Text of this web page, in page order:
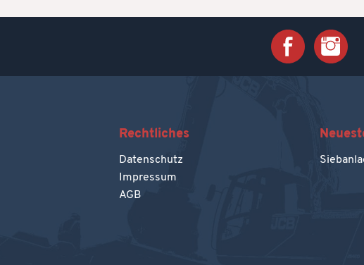
Rechtliches
Datenschutz
Impressum
AGB